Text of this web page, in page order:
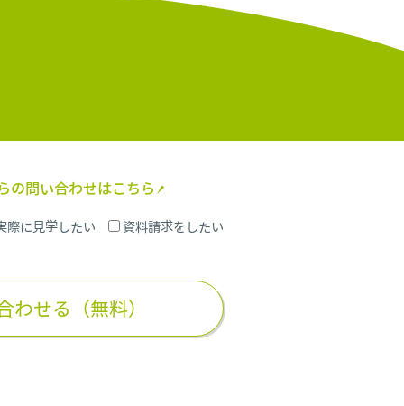
の問い合わせはこちら
際に見学したい 資料請求をしたい